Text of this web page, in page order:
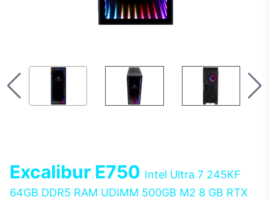
Excalibur E750 Intel Ultra 7 245KF
64GB DDR5 RAM UDIMM 500GB M2 8 GB RTX